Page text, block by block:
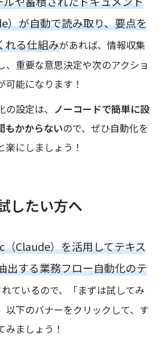
）が自動で読み取り、要点を
れる仕組みがあれば、情報収集
、重要な意思決定や次のアクショ
可能になります！
設定は、 ノーコードで簡単に設
もかからないので、ぜひ自動化を
にしましょう！
したい方へ
Claude）を活用してテキス
出する業務フロー自動化のテ
ているので、「まずは試してみ
以下のバナーをクリックして、す
みましょう！